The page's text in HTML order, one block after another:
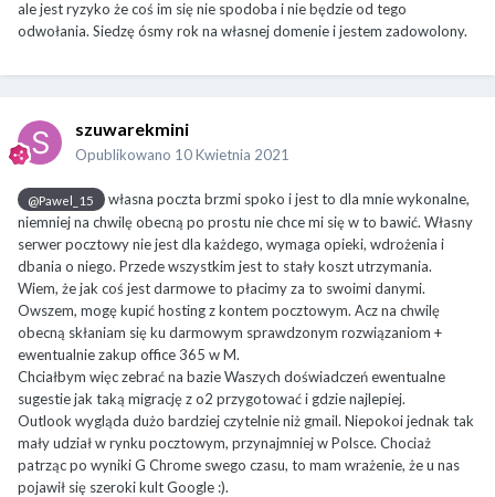
ale jest ryzyko że coś im się nie spodoba i nie będzie od tego
odwołania. Siedzę ósmy rok na własnej domenie i jestem zadowolony.
szuwarekmini
Opublikowano 10 Kwietnia 2021
@Pawel_15
własna poczta brzmi spoko i jest to dla mnie wykonalne,
niemniej na chwilę obecną po prostu nie chce mi się w to bawić. Własny
serwer pocztowy nie jest dla każdego, wymaga opieki, wdrożenia i
dbania o niego. Przede wszystkim jest to stały koszt utrzymania.
Wiem, że jak coś jest darmowe to płacimy za to swoimi danymi.
Owszem, mogę kupić hosting z kontem pocztowym. Acz na chwilę
obecną skłaniam się ku darmowym sprawdzonym rozwiązaniom +
ewentualnie zakup office 365 w M.
Chciałbym więc zebrać na bazie Waszych doświadczeń ewentualne
sugestie jak taką migrację z o2 przygotować i gdzie najlepiej.
Outlook wygląda dużo bardziej czytelnie niż gmail. Niepokoi jednak tak
mały udział w rynku pocztowym, przynajmniej w Polsce. Chociaż
patrząc po wyniki G Chrome swego czasu, to mam wrażenie, że u nas
pojawił się szeroki kult Google :).